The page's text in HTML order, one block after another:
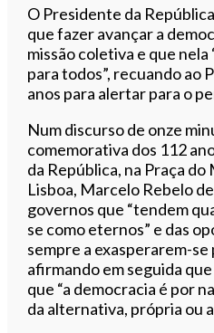
Ouvir
O Presidente da
que fazer avançar a
missão coletiva e que nela
para todos”, recuando ao
anos para alertar para o
Num discurso de onze
comemorativa dos 112
da República, na Praça
Lisboa, Marcelo Rebelo
governos que “tendem
se como eternos” e das
sempre a exasperarem-se
afirmando em seguida
que “a democracia é por
da alternativa, própria ou